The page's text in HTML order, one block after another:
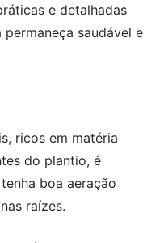
e detalhadas
saudável e
ricos em matéria
do plantio, é
boa aeração
raízes.